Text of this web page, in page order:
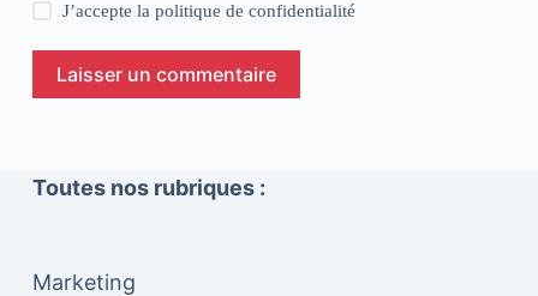
J’accepte lapolitique de confidentialité
Laisser un commentaire
Toutes nos rubriques :
Marketing